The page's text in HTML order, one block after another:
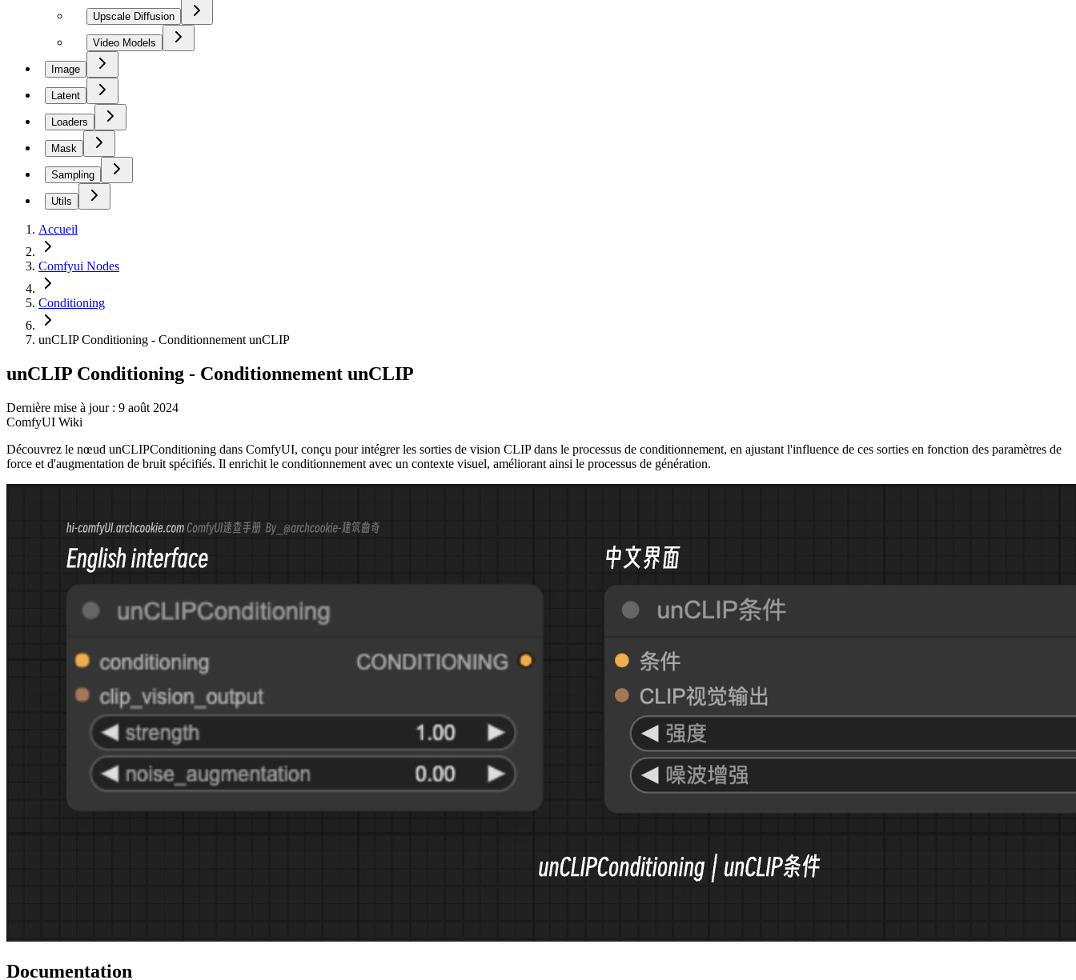
Upscale Diffusion
Video Models
Image
Latent
Loaders
Mask
Sampling
Utils
Accueil
Comfyui Nodes
Conditioning
unCLIP Conditioning - Conditionnement unCLIP
unCLIP Conditioning - Conditionnement unCLIP
Dernière mise à jour : 9 août 2024
ComfyUI Wiki
Découvrez le nœud unCLIPConditioning dans ComfyUI, conçu pour intégrer les sorties de vision CLIP dans le processus de conditionnement, en ajustant l'influence de ces sorties en fonction des paramètres de
force et d'augmentation de bruit spécifiés. Il enrichit le conditionnement avec un contexte visuel, améliorant ainsi le processus de génération.
Documentation